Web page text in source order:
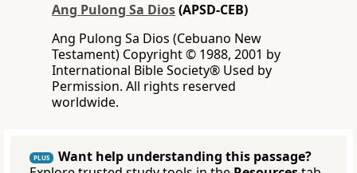
Ang Pulong Sa Dios(APSD-CEB)
Ang Pulong Sa Dios (Cebuano New
Testament) Copyright © 1988, 2001 by
International Bible Society® Used by
Permission. All rights reserved
worldwide.
PLUS
Want help understanding this passage?